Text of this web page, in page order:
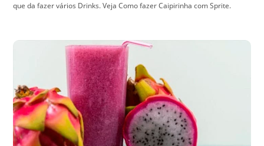
que da fazer vários Drinks. Veja Como fazer Caipirinha com Sprite.